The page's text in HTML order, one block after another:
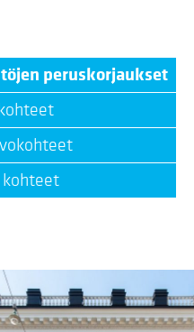
peruskorjaukset